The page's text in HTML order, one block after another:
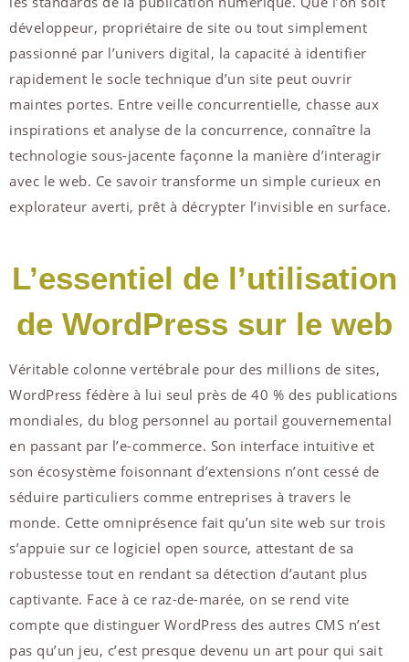
développeur, propriétaire de site ou tout simplement
passionné par l’univers digital, la capacité à identifier
rapidement le socle technique d’un site peut ouvrir
maintes portes. Entre veille concurrentielle, chasse aux
inspirations et analyse de la concurrence, connaître la
technologie sous-jacente façonne la manière d’interagir
avec le web. Ce savoir transforme un simple curieux en
explorateur averti, prêt à décrypter l’invisible en surface.
L’essentiel de l’utilisation
de WordPress sur le web
Véritable colonne vertébrale pour des millions de sites,
WordPress fédère à lui seul près de 40 % des publications
mondiales, du blog personnel au portail gouvernemental
en passant par l’e-commerce. Son interface intuitive et
son écosystème foisonnant d’extensions n’ont cessé de
séduire particuliers comme entreprises à travers le
monde. Cette omniprésence fait qu’un site web sur trois
s’appuie sur ce logiciel open source, attestant de sa
robustesse tout en rendant sa détection d’autant plus
captivante. Face à ce raz-de-marée, on se rend vite
compte que distinguer WordPress des autres CMS n’est
pas qu’un jeu, c’est presque devenu un art pour qui sait